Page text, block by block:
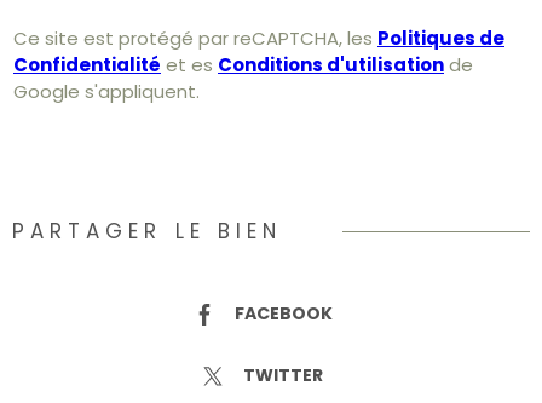
Ce site est protégé par reCAPTCHA, les Politiques de
Confidentialité et es Conditions d'utilisationde
Google s'appliquent.
PARTAGER LE BIEN
FACEBOOK
TWITTER